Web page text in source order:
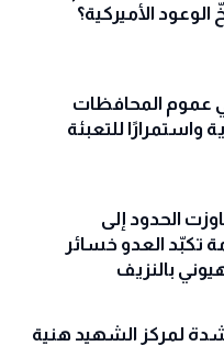
الأميركية؟
عموم المحافظات
واستمرارًا للتعبئة
الحدود إلى
تكبّد العدو خسائر
بالنزيف
لمركز الشهيد هنية